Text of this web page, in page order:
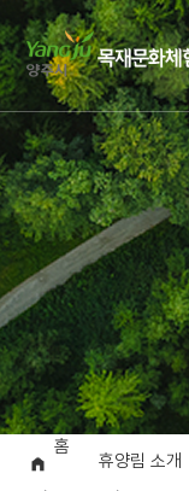
홈
휴양림 소개